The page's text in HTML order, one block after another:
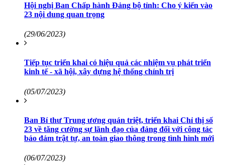
Hội nghị Ban Chấp hành Đảng bộ tỉnh: Cho ý kiến vào
23 nội dung quan trọng
(29/06/2023)
Tiếp tục triển khai có hiệu quả các nhiệm vụ phát triển
kinh tế - xã hội, xây dựng hệ thống chính trị
(05/07/2023)
Ban Bí thư Trung ương quán triệt, triển khai Chỉ thị số
23 về tăng cường sự lãnh đạo của đảng đối với công tác
bảo đảm trật tự, an toàn giao thông trong tình hình mới
(06/07/2023)